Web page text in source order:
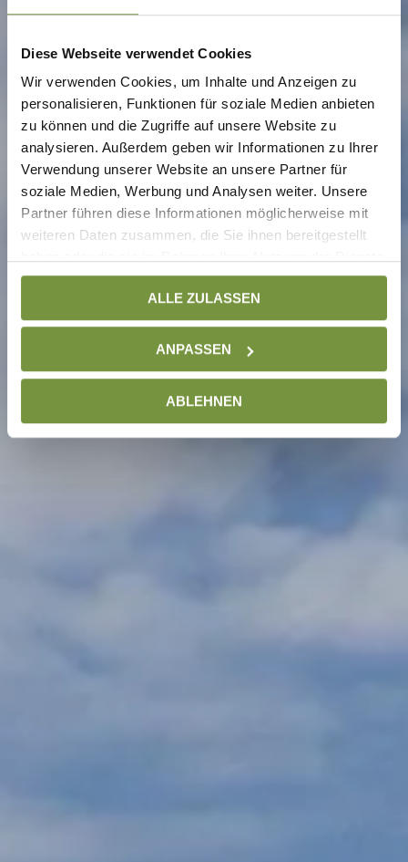
Diese Webseite verwendet Cookies
Wir verwenden Cookies, um Inhalte und Anzeigen zu
personalisieren, Funktionen für soziale Medien anbieten
zu können und die Zugriffe auf unsere Website zu
analysieren. Außerdem geben wir Informationen zu Ihrer
Verwendung unserer Website an unsere Partner für
soziale Medien, Werbung und Analysen weiter. Unsere
Partner führen diese Informationen möglicherweise mit
weiteren Daten zusammen, die Sie ihnen bereitgestellt
gesammelt haben. Weitere Informationen finden Sie auf
DatenschutzseiteALLE ZULASSEN
ANPASSEN
ABLEHNEN